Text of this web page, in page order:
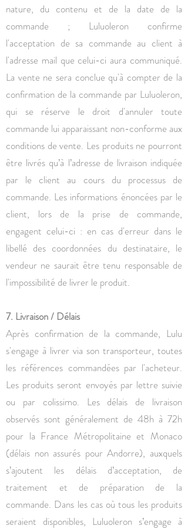
nature, du contenu et de la date de la
commande ; Luluoleron confirme
l'acceptation de sa commande au client à
l'adresse mail que celui-ci aura communiqué.
La vente ne sera conclue qu'à compter de la
confirmation de la commande par Luluoleron,
qui se réserve le droit d'annuler toute
commande lui apparaissant non-conforme aux
conditions de vente. Les produits ne pourront
être livrés qu’à l’adresse de livraison indiquée
par le client au cours du processus de
commande. Les informations énoncées par le
client, lors de la prise de commande,
engagent celui-ci : en cas d'erreur dans le
libellé des coordonnées du destinataire, le
vendeur ne saurait être tenu responsable de
l'impossibilité de livrer le produit.
7. Livraison / Délais
Après confirmation de la commande, Lulu
s'engage à livrer via son transporteur, toutes
les références commandées par l'acheteur.
Les produits seront envoyés par lettre suivie
ou par colissimo. Les délais de livraison
observés sont généralement de 48h à 72h
pour la France Métropolitaine et Monaco
(délais non assurés pour Andorre), auxquels
s’ajoutent les délais d’acceptation, de
traitement et de préparation de la
commande. Dans les cas où tous les produits
seraient disponibles, Luluoleron s’engage à